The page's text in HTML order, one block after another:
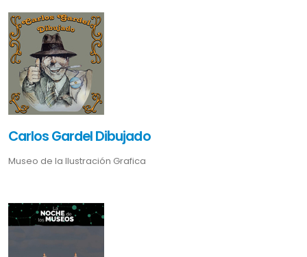
Carlos Gardel Dibujado
Museo de la Ilustración Grafica